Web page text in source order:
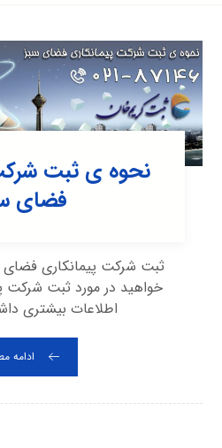
نحوه ی ثبت
فضای
ثبت شرکت پیمانکاری
خواهید در مورد ثبت شرکت
اطلاعات بیشتری
ادامه